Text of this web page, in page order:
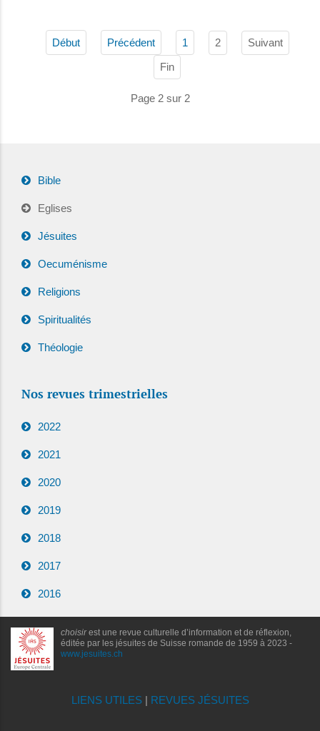
Début Précédent 1 2 Suivant
Fin
Page 2 sur 2
Bible
Eglises
Jésuites
Oecuménisme
Religions
Spiritualités
Théologie
Nos revues trimestrielles
2022
2021
2020
2019
2018
2017
2016
choisirest une revue culturelle d’information et de réflexion,
éditée par les jésuites de Suisse romande de 1959 à 2023 -
www.jesuites.ch
LIENS UTILES| REVUES JÉSUITES